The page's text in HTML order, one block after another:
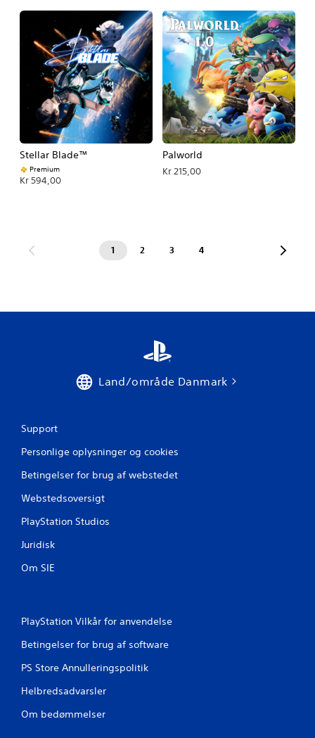
Stellar Blade™
Premium
Kr 594,00
Palworld
Kr 215,00
1 2 3 4
Land/område Danmark
Support
Personlige oplysninger og cookies
Betingelser for brug af webstedet
Webstedsoversigt
PlayStation Studios
Juridisk
Om SIE
PlayStation Vilkår for anvendelse
Betingelser for brug af software
PS Store Annulleringspolitik
Helbredsadvarsler
Om bedømmelser